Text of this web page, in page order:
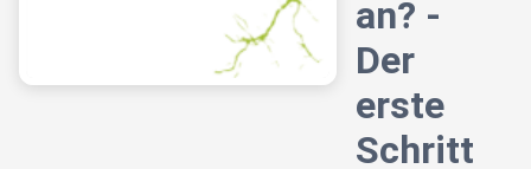
an? -
Der
erste
Schritt